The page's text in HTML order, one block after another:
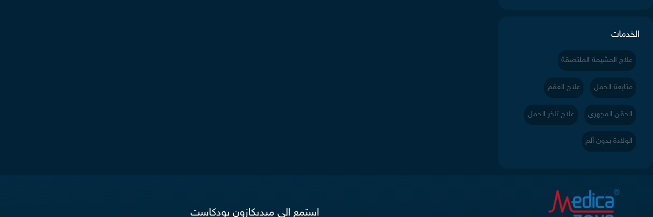
الخدمات
علاج المشيمة الملتصقة
متابعة الحمل علاج العقم
الحقن المجهرى علاج تاخر الحمل
الولادة بدون ألم
استمع الي ميديكازون بودكاست